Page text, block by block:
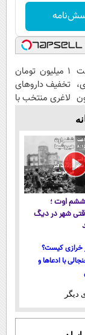
۱ میلیون تومان
تخفیف داروهای
لاغری منتخب با
نزدیکت
ساعت ۸:۱۵ ششم اوت ؛
شهر در دیگ
خرازی کیست؟
با ادعاها و
دیگر